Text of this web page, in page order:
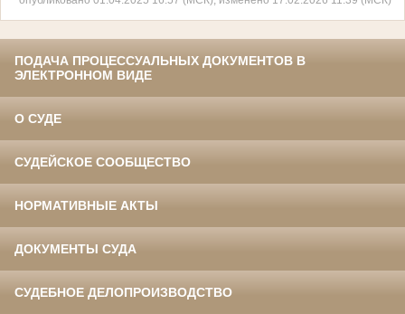
ПОДАЧА ПРОЦЕССУАЛЬНЫХ ДОКУМЕНТОВ В
ЭЛЕКТРОННОМ ВИДЕ
О СУДЕ
СУДЕЙСКОЕ СООБЩЕСТВО
НОРМАТИВНЫЕ АКТЫ
ДОКУМЕНТЫ СУДА
СУДЕБНОЕ ДЕЛОПРОИЗВОДСТВО